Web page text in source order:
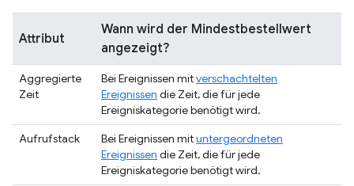
Attribut
Wann wird der Mindestbestellwert
angezeigt?
Aggregierte
Zeit
Bei Ereignissen mitverschachtelten
Ereignissen die Zeit, die für jede
Ereigniskategorie benötigt wird.
Aufrufstack
Bei Ereignissen mituntergeordneten
Ereignissen die Zeit, die für jede
Ereigniskategorie benötigt wird.